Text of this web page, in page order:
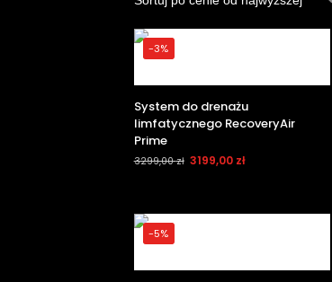
-3%
System do drenażu
limfatycznego RecoveryAir
Prime
3299,00zł 3199,00 zł
-5%